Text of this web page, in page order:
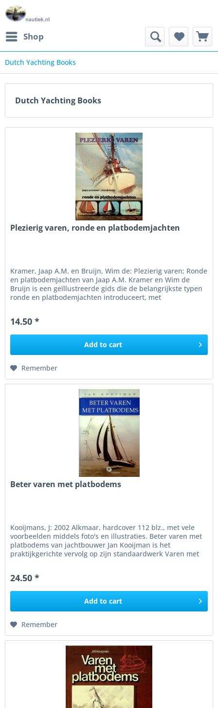
Shop
Dutch Yachting Books
Dutch Yachting Books
Plezierig varen, ronde en platbodemjachten
Kramer, Jaap A.M. en Bruijn, Wim de: Plezierig varen; Ronde
en platbodemjachten van Jaap A.M. Kramer en Wim de
Bruijn is een geïllustreerde gids die de belangrijkste typen
ronde en platbodemjachten introduceert, met
14.50 *
Add to cart
Remember
Beter varen met platbodems
Kooijmans, J: 2002 Alkmaar, hardcover 112 blz., met vele
voorbeelden middels foto's en illustraties. Beter varen met
platbodems van jachtbouwer Jan Kooijman is het
praktijkgerichte vervolg op zijn standaardwerk Varen met
24.50 *
Add to cart
Remember